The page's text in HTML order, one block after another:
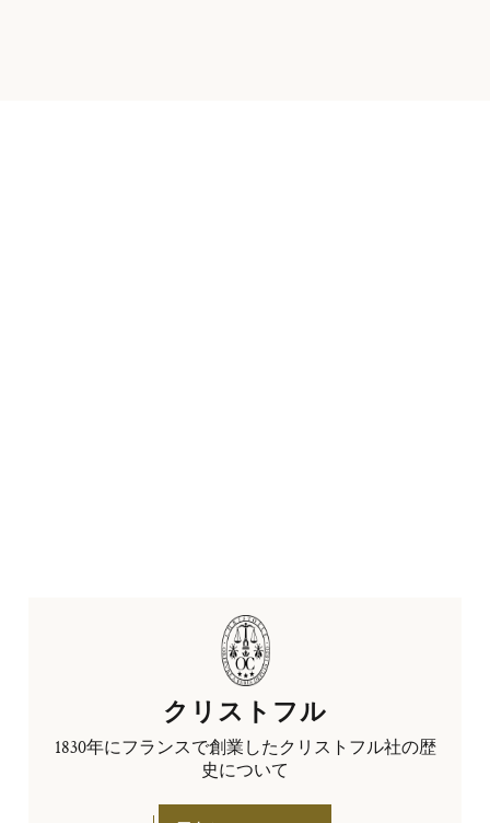
クリストフル
1830年にフランスで創業したクリストフル社の歴
史について